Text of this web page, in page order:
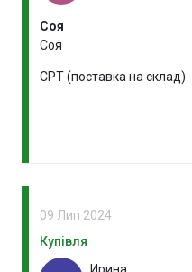
Соя
Соя
CPT (поставка на склад)
09 Лип 2024
Купівля